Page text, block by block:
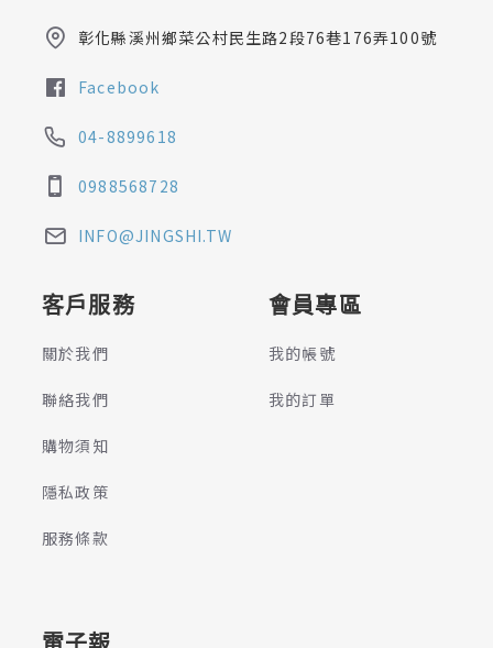
彰化縣溪州鄉菜公村民生路2段76巷176弄100號
Facebook
04-8899618
0988568728
INFO@JINGSHI.TW
客戶服務
關於我們
聯絡我們
購物須知
隱私政策
服務條款
會員專區
我的帳號
我的訂單